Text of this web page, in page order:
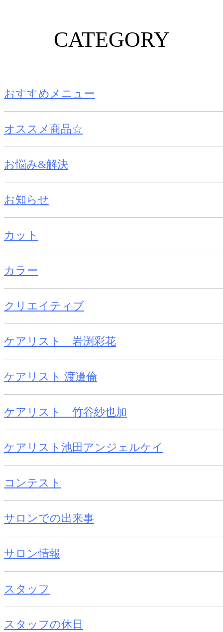
CATEGORY
おすすめメニュー
オススメ商品☆
お悩み&解決
お知らせ
カット
カラー
クリエイティブ
ケアリスト 岩渕彩花
ケアリスト 渡邊倫
ケアリスト 竹谷紗也加
ケアリスト池田アンジェルケイ
コンテスト
サロンでの出来事
サロン情報
スタッフ
スタッフの休日